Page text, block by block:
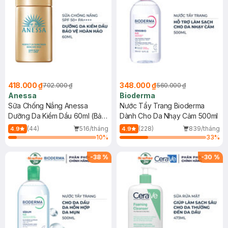
418.000 ₫702.000 ₫
Anessa
Sữa Chống Nắng Anessa
Dưỡng Da Kiềm Dầu 60ml (Bản
Mới)
4.9 (44)
516/tháng
10%
348.000 ₫560.000 ₫
Bioderma
Nước Tẩy Trang Bioderma
Dành Cho Da Nhạy Cảm 500ml
4.9 (228)
839/tháng
33%
-38 % -30 %